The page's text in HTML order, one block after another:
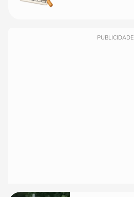
PUBLICIDADE